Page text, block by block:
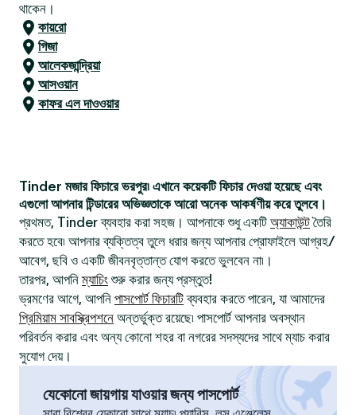
থাকেন।
কায়রো
গিজা
আলেকজান্দ্রিয়া
আসওয়ান
কাফর এল দাওওয়ার
Tinder মজার ফিচারে ভরপুর৷ এখানে কয়েকটি ফিচার দেওয়া হয়েছে এবং
এগুলো আপনার টিন্ডারের অভিজ্ঞতাকে আরো অনেক আকর্ষণীয় করে তুলবে।
প্রথমত, Tinder ব্যবহার করা সহজ। আপনাকে শুধু একটি অ্যাকাউন্টতৈরি
করতে হবে৷ আপনার ব্যক্তিত্ব তুলে ধরার জন্য আপনার প্রোফাইলে আগ্রহ/
আবেগ, ছবি ও একটি জীবনবৃত্তান্ত যোগ করতে ভুলবেন না৷।
তারপর, আপনিম্যাচিং শুরু করার জন্য প্রস্তুত!
ভ্রমণের আগে, আপনি পাসপোর্ট ফিচারটিব্যবহার করতে পারেন, যা আমাদের
প্রিমিয়াম সাবস্ক্রিপশনে অন্তর্ভুক্ত রয়েছে৷ পাসপোর্ট আপনার অবস্থান
পরিবর্তন করার এবং অন্য কোনো শহর বা নগরের সদস্যদের সাথে ম্যাচ করার
সুযোগ দেয়।
যেকোনো জায়গায় যাওয়ার জন্য পাসপোর্ট